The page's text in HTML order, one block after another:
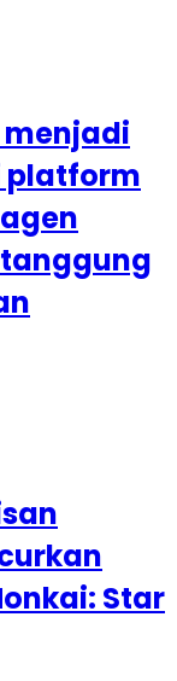
platform
Star